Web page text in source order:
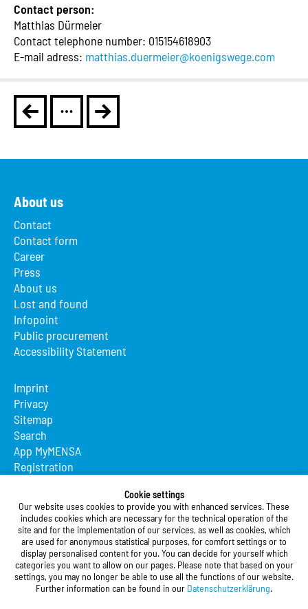
Cookie settings
Our website uses cookies to provide you with enhanced services. These
includes cookies which are necessary for the technical operation of the
site and for the implementation of our services, as well as cookies, which
are used for anonymous statistical purposes, for comfort settings or to
display personalised content for you. You can decide for yourself which
categories you want to allow on our pages. Please note that based on your
settings, you may no longer be able to use all the functions of our website.
Further information can be found in our Datenschutzerklärung.
Contact person:
Matthias Dürmeier
Contact telephone number: 015154618903
E-mail adress: matthias.duermeier@koenigswege.com
About us
Contact
Contact form
Career
Press
About us
Lost and found
Infopoint
Public procurement
Accessibility Statement
Imprint
Privacy
Sitemap
Search
App MyMENSA
Registration
Studierendenwerk Vorderpfalz
Studierendenwerk Vorderpfalz
Public Body
Xylanderstraße 17
76829 Landau in der Pfalz
Phone:+49 6341 9179 0